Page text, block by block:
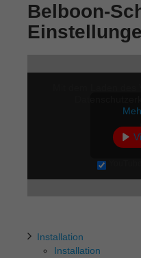
Belboon-
Installation
Installation